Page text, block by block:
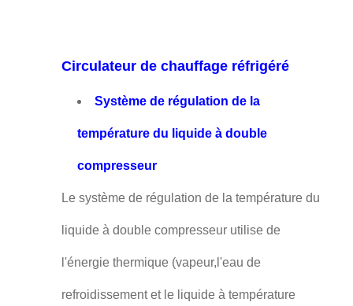
Circulateur de chauffage réfrigéré
Système de régulation de la
température du liquide à double
compresseur
Le système de régulation de la température du
liquide à double compresseur utilise de
l'énergie thermique (vapeur,l'eau de
refroidissement et le liquide à température